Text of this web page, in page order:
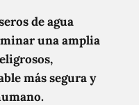
de agua
una amplia
más segura y